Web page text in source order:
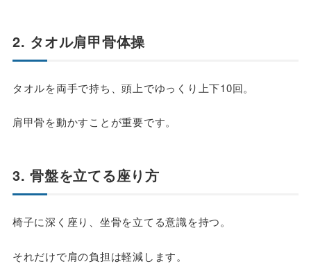
2. タオル肩甲骨体操
タオルを両手で持ち、頭上でゆっくり上下10回。
肩甲骨を動かすことが重要です。
3. 骨盤を立てる座り方
椅子に深く座り、坐骨を立てる意識を持つ。
それだけで肩の負担は軽減します。